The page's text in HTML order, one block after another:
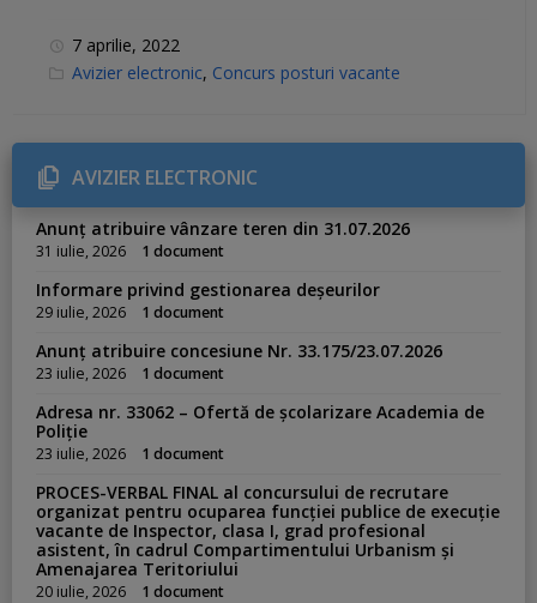
7 aprilie, 2022
C
r
i
e
s
Avizier electronic, Concurs posturi vacante
AVIZIER ELECTRONIC
Anunț atribuire vânzare teren din 31.07.2026
31 iulie, 2026 1 document
Informare privind gestionarea deșeurilor
29 iulie, 2026 1 document
Anunț atribuire concesiune Nr. 33.175/23.07.2026
23 iulie, 2026 1 document
Adresa nr. 33062 – Ofertă de școlarizare Academia de
Poliție
23 iulie, 2026 1 document
PROCES-VERBAL FINAL al concursului de recrutare
organizat pentru ocuparea funcției publice de execuție
vacante de Inspector, clasa I, grad profesional
asistent, în cadrul Compartimentului Urbanism și
Amenajarea Teritoriului
20 iulie, 2026 1 document